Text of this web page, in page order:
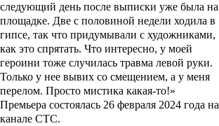
следующий день после выписки уже была на
площадке. Две с половиной недели ходила в
гипсе, так что придумывали с художниками,
как это спрятать. Что интересно, у моей
героини тоже случилась травма левой руки.
Только у нее вывих со смещением, а у меня
перелом. Просто мистика какая-то!»
Премьера состоялась 26 февраля 2024 года на
канале СТС.